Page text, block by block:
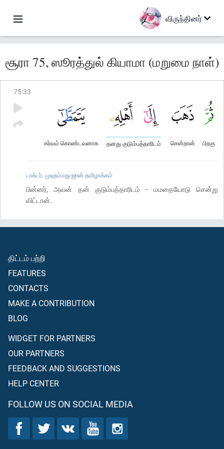
விருந்தினர்
சூரா 75, ஸூரத்துல் கியாமா (மறுமை நாள்)
75:33
பிறகு
சென்றான்
தனது குடும்பத்தாரிடம்
கர்வம் கொண்டவனாக
டாக்டர். முஹம்மது ஜான் தமிழாக்கம்
பின்னர், அவன் தன் குடும்பத்தாரிடம் - மமதையோடு சென்று
விட்டான்.
திட்டம் பற்றி
FEATURES
CONTACTS
MAKE A CONTRIBUTION
BLOG
WIDGET FOR PARTNERS
OUR PARTNERS
FEEDBACK AND SUGGESTIONS
HELP CENTER
FOLLOW US ON SOCIAL MEDIA